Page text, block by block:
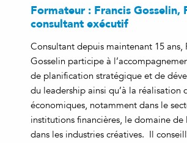
Formateur : Francis Gosselin,
consultant exécutif
Consultant depuis maintenant 15 ans,
Gosselin participe à
de planification stratégique et de
du leadership ainsi qu’à la réalisation
économiques, notamment dans le
institutions financières, le domaine de
dans les industries créatives. Il